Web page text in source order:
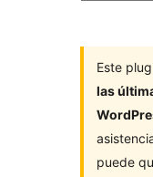
Este
las
puede